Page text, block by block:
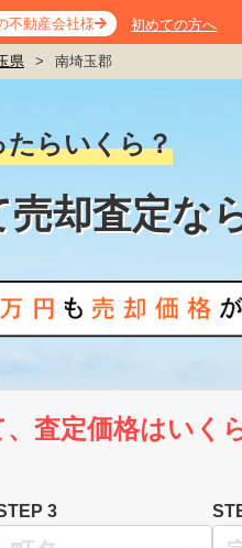
不動産会社様 初めての方へ
県 > 南埼玉郡
たらいくら？
却査定な
査定価格はいく
3